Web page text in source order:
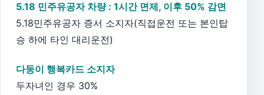
5.18 민주유공자 차량 : 1시간 면제, 이후 50% 감면
5.18민주유공자 증서 소지자(직접운전 또는 본인탑
승 하에 타인 대리운전)
다둥이 행복카드 소지자
두자녀인 경우 30%